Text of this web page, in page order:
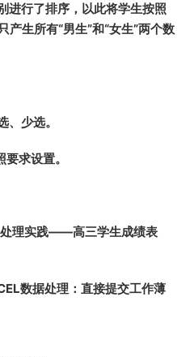
进行了排序，以此将学生按照
生所有“男生”和“女生”两个数
、少选。
求设置。
处理实践——高三学生成绩表
数据处理：直接提交工作薄